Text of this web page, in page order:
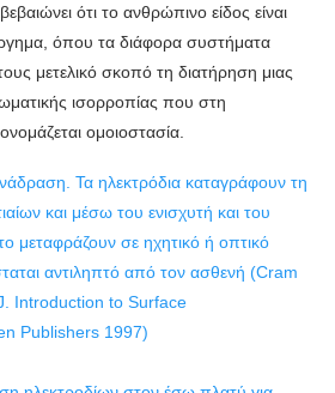
ότι το ανθρώπινο είδος είναι
όπου τα διάφορα συστήματα
μετελικό σκοπό τη διατήρηση μιας
ισορροπίας που στη
ομοιοστασία.